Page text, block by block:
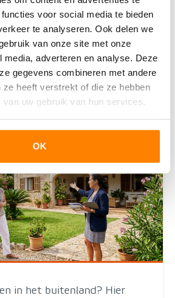
voor social media te bieden
te analyseren. Ook delen we
van onze site met onze
media, adverteren en analyse. Deze
gegevens combineren met andere
ze heeft verstrekt of die ze hebben
uw gebruik van hun services.
OK
home precies?Een smart home is
apparaten en systemen met
via internet. Je bedient ze op
in het buitenland? Hier